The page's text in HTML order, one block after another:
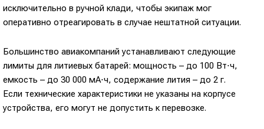
исключительно в ручной клади, чтобы экипаж мог
оперативно отреагировать в случае нештатной ситуации.
Большинство авиакомпаний устанавливают следующие
лимиты для литиевых батарей: мощность – до 100 Вт⋅ч,
емкость – до 30 000 мА⋅ч, содержание лития – до 2 г.
Если технические характеристики не указаны на корпусе
устройства, его могут не допустить к перевозке.